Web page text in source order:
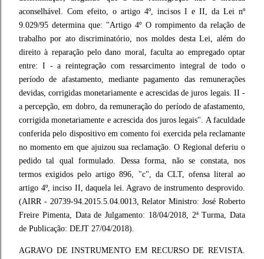
aconselhável. Com efeito, o artigo 4º, incisos I e II, da Lei nº
9.029/95 determina que: "Artigo 4º O rompimento da relação de
trabalho por ato discriminatório, nos moldes desta Lei, além do
direito à reparação pelo dano moral, faculta ao empregado optar
entre: I - a reintegração com ressarcimento integral de todo o
período de afastamento, mediante pagamento das remunerações
devidas, corrigidas monetariamente e acrescidas de juros legais. II -
a percepção, em dobro, da remuneração do período de afastamento,
corrigida monetariamente e acrescida dos juros legais". A faculdade
conferida pelo dispositivo em comento foi exercida pela reclamante
no momento em que ajuizou sua reclamação. O Regional deferiu o
pedido tal qual formulado. Dessa forma, não se constata, nos
termos exigidos pelo artigo 896, "c", da CLT, ofensa literal ao
artigo 4º, inciso II, daquela lei. Agravo de instrumento desprovido.
(AIRR - 20739-94.2015.5.04.0013, Relator Ministro: José Roberto
Freire Pimenta, Data de Julgamento: 18/04/2018, 2ª Turma, Data
de Publicação: DEJT 27/04/2018).
AGRAVO DE INSTRUMENTO EM RECURSO DE REVISTA.